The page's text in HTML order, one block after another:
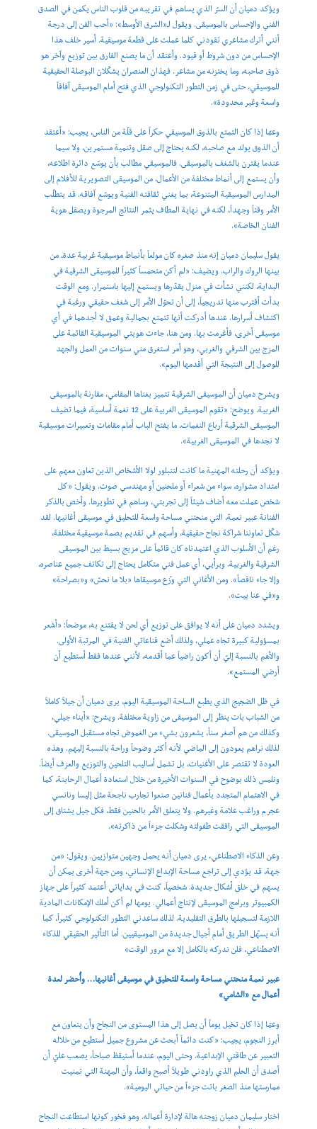
ويؤكد دميان أن السرّ الذي يساهم في تقريبه من قلوب الناس يكمن في الصدق
الفني والإحساس بالموسيقى. ويقول لـ«الشرق الأوسط»: «أحب الفن إلى درجة
أنني أترك مشاعري تقودني كلما عملت على قطعة موسيقية. أسير خلف هذا
الإحساس من دون شروط أو قيود. وأعتقد أن ما يصنع الفارق بين توزيع وآخر هو
ذوق صاحبه، وما يختزنه من مشاعر. فهذان العنصران يشكّلان البوصلة الحقيقية
للموسيقي، حتى في زمن التطور التكنولوجي الذي فتح أمام الموسيقى آفاقاً
واسعة وغير محدودة».
وعمّا إذا كان التمتع بالذوق الموسيقي حكراً على قلّة من الناس، يجيب: «أعتقد
أن الذوق يولد مع صاحبه، لكنه يحتاج إلى صقل وتنمية مستمرين، ولا سيما
عندما يقترن بالشغف بالموسيقى. فالموسيقي مطالب بأن يوسّع دائرة اطلاعه،
وأن يستمع إلى أنماط مختلفة من الأعمال، من الموسيقى التصويرية للأفلام إلى
المدارس الموسيقية المتنوعة، بما يغني ثقافته الفنية ويوسّع آفاقه. قد يتطلّب
الأمر وقتاً وجهداً، لكنه في نهاية المطاف يثمر النتائج المرجوة ويصقل هوية
الفنان الخاصة».
يقول سليمان دميان إنه منذ صغره كان مولعاً بأنماط موسيقية غربية عدة، من
بينها الروك والراب. ويضيف: «لم أكن متحمساً كثيراً للموسيقى الشرقية في
البداية، لكنني نشأت في منزل يقدّرها ويستمع إليها باستمرار. ومع الوقت
بدأت أقترب منها تدريجياً، إلى أن تحوّل الأمر إلى شغف حقيقي ورغبة في
اكتشاف أسرارها. عندها أدركت أنها تتمتع بجمالية وعمق لا أجدهما في أي
موسيقى أخرى، فأغرمت بها. ومن هنا، جاءت هويتي الموسيقية القائمة على
المزج بين الشرقي والغربي، وهو أمر استغرق مني سنوات من العمل والجهد
للوصول إلى النتيجة التي أقدمها اليوم».
ويشرح دميان أن الموسيقى الشرقية تتميز بغناها المقامي، مقارنة بالموسيقى
الغربية. ويوضح: «تقوم الموسيقى الغربية على 12 نغمة أساسية، فيما تضيف
الموسيقى الشرقية أرباع النغمات، ما يفتح الباب أمام مقامات وتعبيرات موسيقية
لا نجدها في الموسيقى الغربية».
ويؤكد أن رحلته المهنية ما كانت لتتبلور لولا الأشخاص الذين تعاون معهم على
امتداد مشواره، سواء من شعراء أو ملحنين أو مهندسي صوت. ويقول: «كل
شخص عملت معه أضاف شيئاً إلى تجربتي، وساهم في تطويرها. وأخص بالذكر
الفنانة عبير نعمة، التي منحتني مساحة واسعة للتحليق في موسيقى أغانيها. لقد
شكّل تعاوننا شراكة نجاح حقيقية، وأسهم في تقديم بصمة موسيقية مختلفة،
رغم أن الأسلوب الذي اعتمدناه كان قائماً على مزيج بسيط بين الموسيقى
الشرقية والغربية. وبرأيي، أي عمل فني متكامل يحتاج إلى تكاتف جميع عناصره،
وإلا جاء ناقصاً». ومن الأغاني التي وزّع موسيقاها «بلا ما نحسّ» و«بصراحة»
و«في عنا بيت».
ويشدد دميان على أنه لا يوافق على توزيع أي لحن لا يقتنع به، موضحاً: «أشعر
بمسؤولية كبيرة تجاه عملي، ولذلك أضع قناعاتي الفنية في المرتبة الأولى.
والأهم بالنسبة إليّ أن أكون راضياً عما أقدمه، لأنني عندها فقط أستطيع أن
أرضي المستمع».
في ظل الضجيج الذي يطبع الساحة الموسيقية اليوم، يرى دميان أن جيلاً كاملاً
من الشباب بات ينظر إلى الموسيقى من زاوية مختلفة. ويشرح: «أبناء جيلي،
وكذلك من هم أصغر سناً، يشعرون بشيء من الغموض تجاه مستقبل الموسيقى.
لذلك نراهم يعودون إلى الماضي لأنه أكثر وضوحاً وراحة بالنسبة إليهم. وهذه
العودة لا تقتصر على الأغنيات، بل تشمل أساليب التلحين والتوزيع والعزف أيضاً.
ونلمس ذلك بوضوح في السنوات الأخيرة من خلال استعادة أعمال الرحابنة، كما
في الاهتمام المتجدد بأعمال فنانين صنعوا تجارب ناجحة مثل إليسا ونانسي
عجرم وراغب علامة وغيرهم. ولا يتعلق الأمر بالحنين فقط، فكل جيل يشتاق إلى
الموسيقى التي رافقت طفولته وشكلت جزءاً من ذاكرته».
وعن الذكاء الاصطناعي، يرى دميان أنه يحمل وجهين متوازيين. ويقول: «من
جهة، قد يؤدي إلى تراجع مساحة الإبداع الإنساني، ومن جهة أخرى يمكن أن
يسهم في خلق أشكال جديدة. شخصياً، كنت في بداياتي أعتمد كثيراً على جهاز
الكمبيوتر وبرامج الموسيقى لإنتاج أعمالي. يومها لم أكن أملك الإمكانات المادية
اللازمة لتسجيلها بالطرق التقليدية. لذلك ساعدني التطور التكنولوجي كثيراً، كما
أنه يسهّل الطريق أمام أجيال جديدة من الموسيقيين. أما التأثير الحقيقي للذكاء
الاصطناعي، فلن ندركه بالكامل إلا مع مرور الوقت»
عبير نعمة منحتني مساحة واسعة للتحليق في موسيقى أغانيها… وأُحضر لعدة
أعمال مع «الشامي»
وعمّا إذا كان تخيل يوماً أن يصل إلى هذا المستوى من النجاح وأن يتعاون مع
أبرز النجوم، يجيب: «كنت دائماً أبحث عن مشروع جميل أستطيع من خلاله
التعبير عن طاقتي الإبداعية. وحتى اليوم، عندما أستيقظ صباحاً، يصعب عليّ أن
أصدق أن الحلم الذي راودني طويلاً أصبح واقعاً، وأن المهنة التي تمنيت
ممارستها منذ الصغر باتت جزءاً من حياتي اليومية».
اختار سليمان دميان زوجته هالة لإدارة أعماله. وهو فخور كونها استطاعت النجاح